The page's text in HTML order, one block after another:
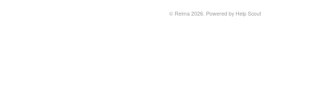
© Reima 2026. Powered by Help Scout